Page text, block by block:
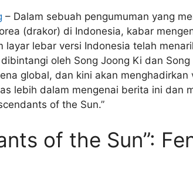
– Dalam sebuah pengumuman yang
(drakor) di Indonesia, kabar
layar lebar versi Indonesia telah
oleh Song Joong Ki dan
global, dan kini akan menghadirkan
lebih dalam mengenai berita ini dan
of the Sun.”
of the Sun”: